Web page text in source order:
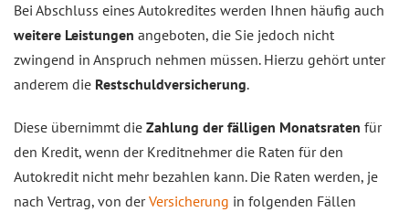
Bei Abschluss eines Autokredites werden Ihnen häufig auch
weitere Leistungen angeboten, die Sie jedoch nicht
zwingend in Anspruch nehmen müssen. Hierzu gehört unter
anderem die Restschuldversicherung.
Diese übernimmt die Zahlung der fälligen Monatsraten für
den Kredit, wenn der Kreditnehmer die Raten für den
Autokredit nicht mehr bezahlen kann. Die Raten werden, je
nach Vertrag, von derVersicherung in folgenden Fällen